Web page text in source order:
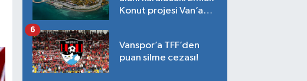
Konut projesi Van’a
Vanspor’a TFF’den
puan silme cezası!
6